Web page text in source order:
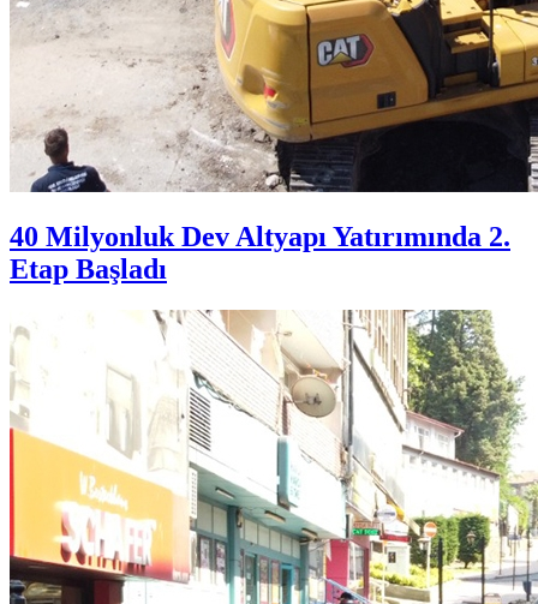
40 Milyonluk Dev Altyapı Yatırımında 2.
Etap Başladı